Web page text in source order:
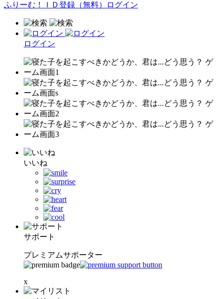
ふりーむ！ＩＤ登録（無料） ログイン
ログイン
いいね
サポート
プレミアムサポーター
x